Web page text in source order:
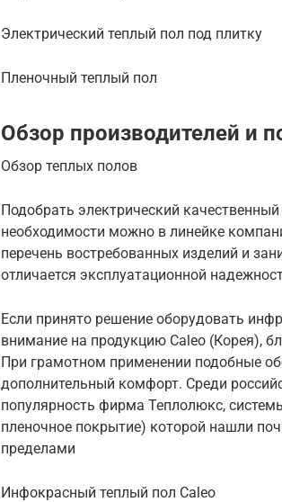
Электрический теплый пол под плитку
Пленочный теплый пол
Обзор производителей и
Обзор теплых полов
Подобрать электрический
необходимости можно в линейке
перечень востребованных изделий и
отличается эксплуатационной
Если принято решение оборудовать
внимание на продукцию Caleo (Корея),
При грамотном применении подобные
дополнительный комфорт. Среди
популярность фирма Теплолюкс,
пленочное покрытие) которой нашли
пределами
Инфокрасный теплый пол Caleo